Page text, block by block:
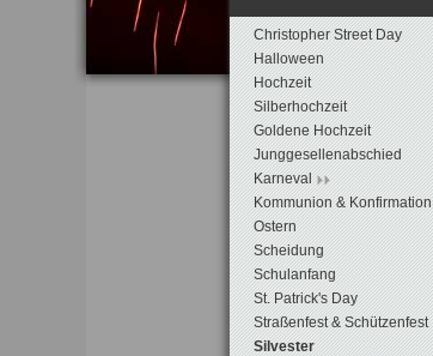
Christopher Street Day
Halloween
Hochzeit
Silberhochzeit
Goldene Hochzeit
Junggesellenabschied
Karneval
Kommunion & Konfirmation
Ostern
Scheidung
Schulanfang
St. Patrick's Day
Straßenfest & Schützenfest
Silvester